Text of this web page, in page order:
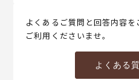
よくあるご質問と回答内容
ご利用くださいませ。
よくある